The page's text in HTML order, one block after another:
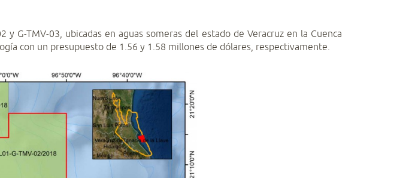
y G-TMV-03, ubicadas en aguas someras del estado de Veracruz en la Cuenca
con un presupuesto de 1.56 y 1.58 millones de dólares, respectivamente.